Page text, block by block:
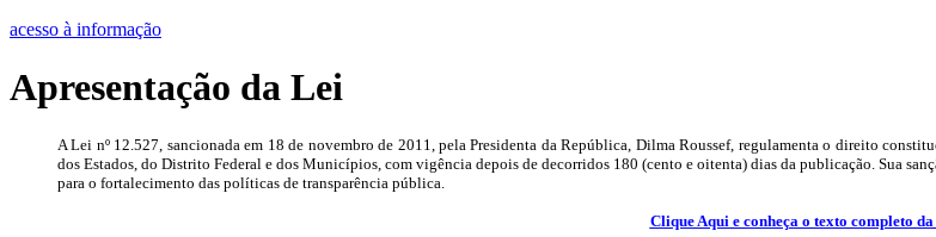
acesso à informação
Apresentação da Lei
A Lei nº 12.527, sancionada em 18 de novembro de 2011, pela Presidenta da República, Dilma Roussef, regulamenta o direito
dos Estados, do Distrito Federal e dos Municípios, com vigência depois de decorridos 180 (cento e oitenta) dias da publicação. Sua
para o fortalecimento das políticas de transparência pública.
Clique Aqui e conheça o texto completo